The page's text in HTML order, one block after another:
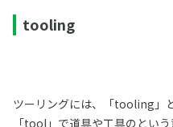
tooling
ツーリングには、「tooling」
「tool」で道具や工具のとい